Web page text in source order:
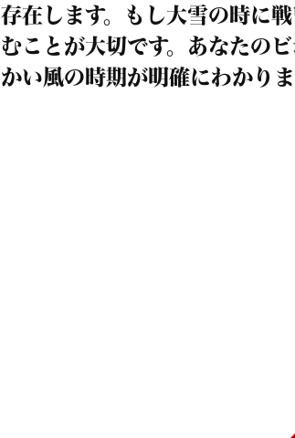
存在します。もし大雪の時に
むことが大切です。あなたの
かい風の時期が明確にわかり